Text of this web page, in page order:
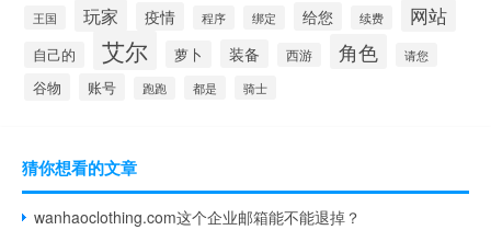
王国 玩家 疫情 程序 绑定 给您 续费 网站
自己的 艾尔 萝卜 装备 西游 角色 请您
谷物 账号 跑跑 都是 骑士
猜你想看的文章
wanhaoclothing.com这个企业邮箱能不能退掉？